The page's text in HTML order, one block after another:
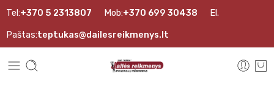
Tel:+370 5 2313807 Mob:+370 699 30438 El.
Paštas:teptukas@dailesreikmenys.lt